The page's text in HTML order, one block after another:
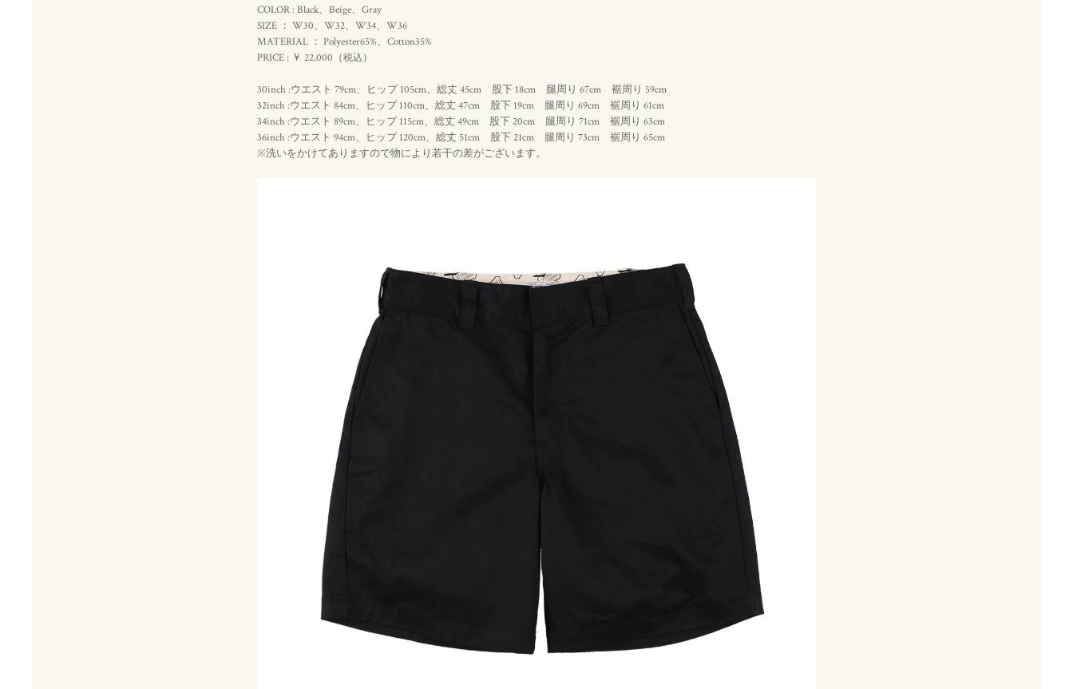
COLOR : Black、Beige、Gray
SIZE ： W30、W32、W34、W36
MATERIAL ： Polyester65%、Cotton35%
PRICE : ￥ 22,000（税込 ）
30inch :ウエスト 79cm、ヒップ 105cm、総丈 45cm 股下 18cm 腿周り 67cm 裾周り 59cm
32inch :ウエスト 84cm、ヒップ 110cm、総丈 47cm 股下 19cm 腿周り 69cm 裾周り 61cm
34inch :ウエスト 89cm、ヒップ 115cm、総丈 49cm 股下 20cm 腿周り 71cm 裾周り 63cm
36inch :ウエスト 94cm、ヒップ 120cm、総丈 51cm 股下 21cm 腿周り 73cm 裾周り 65cm
※洗いをかけてありますので物により若干の差がございます。